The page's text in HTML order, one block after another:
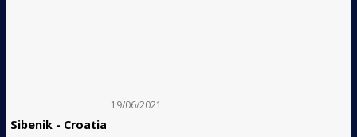
19/06/2021
Sibenik - Croatia